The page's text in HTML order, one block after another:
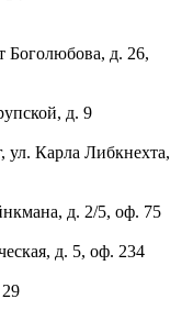
Боголюбова, д. 26,
д. 9
ул. Карла Либкнехта,
д. 2/5, оф. 75
д. 5, оф. 234